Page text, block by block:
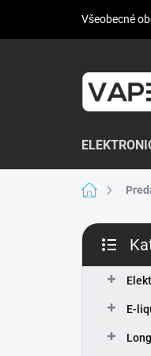
obsah
Všeobecné
Domov
B
č
kategórie
E-